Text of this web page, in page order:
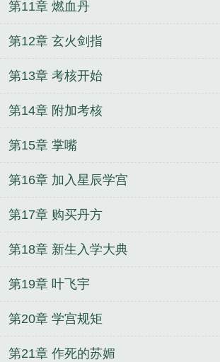
第11章 燃血丹
第12章 玄火剑指
第13章 考核开始
第14章 附加考核
第15章 掌嘴
第16章 加入星辰学宫
第17章 购买丹方
第18章 新生入学大典
第19章 叶飞宇
第20章 学宫规矩
第21章 作死的苏媚